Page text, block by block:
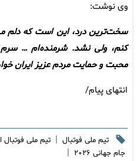
وی نوشت:
سخت‌ترین درد، این است که دلم
کنم، ولی نشد. شرمنده‌ام …
محبت و حمایت مردم عزیز ایران
انتهای پیام/
تیم ملی فوتبال | تیم ملی فوتبال
جام جهانی ۲۰۲۶ |